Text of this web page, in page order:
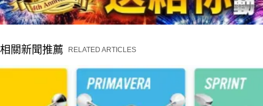
相關新聞推薦 RELATED ARTICLES